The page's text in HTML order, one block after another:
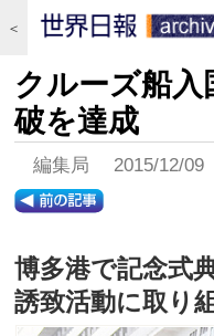
＜
クルーズ船入
破を達成
編集局 2015/12/
博多港で記念式
誘致活動に取り